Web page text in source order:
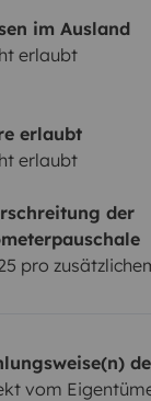
im Ausland
erlaubt
erlaubt
erlaubt
der
pro
vom